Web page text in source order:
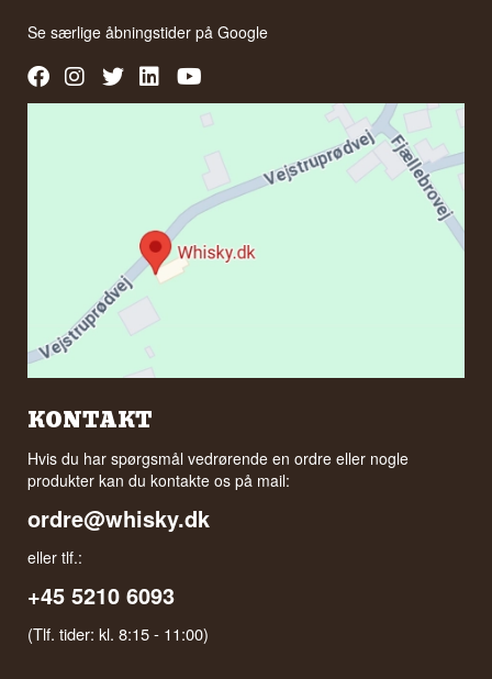
Se særlige åbningstider påGoogle
KONTAKT
Hvis du har spørgsmål vedrørende en ordre eller nogle
produkter kan du kontakte os på mail:
ordre@whisky.dk
eller tlf.:
+45 5210 6093
(Tlf. tider: kl. 8:15 - 11:00)